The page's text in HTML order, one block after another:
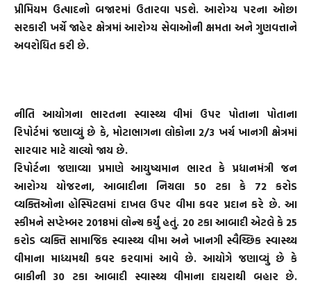
પ્રીમિયમ ઉત્પાદનો બજારમાં ઉતારવા પડશે. આરોગ્ય પરના ઓછા
સરકારી ખર્ચે જાહેર ક્ષેત્રમાં આરોગ્ય સેવાઓની ક્ષમતા અને ગુણવત્તાને
અવરોધિત કરી છે.
નીતિ આયોગના ભારતના સ્વાસ્થ્ય વીમાં ઉપર પોતાના પોતાના
રિપોર્ટમાં જણાવ્યું છે કે, મોટાભાગના લોકોના 2/3 ખર્ચ ખાનગી ક્ષેત્રમાં
સારવાર માટે ચાલ્યો જાય છે.
રિપોર્ટના જણાવ્યા પ્રમાણે આયુષ્યમાન ભારત કે પ્રધાનમંત્રી જન
આરોગ્ય યોજરના, આબાદીના નિચલા 50 ટકા કે 72 કરોડ
વ્યક્તિઓના હોસ્પિટલમાં દાખલ ઉપર વીમા કવર પ્રદાન કરે છે. આ
સ્કીમને સપ્ટેમ્બર 2018માં લોન્ચ કર્યું હતું. 20 ટકા આબાદી એટલે કે 25
કરોડ વ્યક્તિ સામાજિક સ્વાસ્થ્ય વીમા અને ખાનગી સ્વૈચ્છિક સ્વાસ્થ્ય
વીમાના માધ્યમથી કવર કરવામાં આવે છે. આયોગે જણાવ્યું છે કે
બાકીની 30 ટકા આબાદી સ્વાસ્થ્ય વીમાના દાયરાથી બહાર છે.